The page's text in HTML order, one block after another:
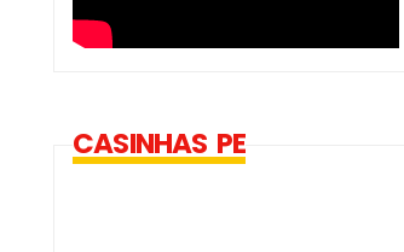
CASINHAS PE